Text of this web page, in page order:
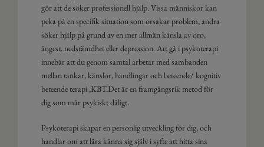
gör att de söker professionell hjälp. Vissa människor kan
peka på en specifik situation som orsakar problem, andra
söker hjälp på grund av en mer allmän känsla av oro,
ångest, nedstämdhet eller depression. Att gå i psykoterapi
innebär att du genom samtal arbetar med sambanden
mellan tankar, känslor, handlingar och beteende/ kognitiv
beteende terapi ,KBT.Det är en framgångsrik metod för
dig som mår psykiskt dåligt.
Psykoterapi skapar en personlig utveckling för dig, och
handlar om att lära känna sig själv i syfte att hitta sina